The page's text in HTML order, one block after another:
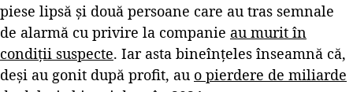
piese lipsă și două persoane care au tras semnale
de alarmă cu privire la companie au murit în
condiții suspecte. Iar asta bineînțeles înseamnă că,
deși au gonit după profit, au o pierdere de miliarde